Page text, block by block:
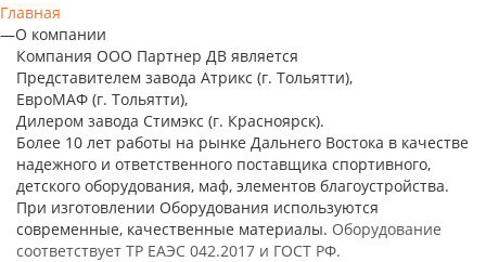
Главная
—О компании
Компания ООО Партнер ДВ является
Представителем завода Атрикс (г. Тольятти),
ЕвроМАФ (г. Тольятти),
Дилером завода Стимэкс (г. Красноярск).
Более 10 лет работы на рынке Дальнего Востока в качестве
надежного и ответственного поставщика спортивного,
детского оборудования, маф, элементов благоустройства.
При изготовлении Оборудования используются
современные, качественные материалы. Оборудование
соответствует ТР ЕАЭС 042.2017 и ГОСТ РФ.